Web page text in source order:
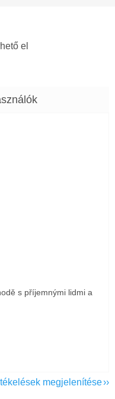
el
ből 5 csillag.
ből 5 csillag.
ből 5 csillag.
s příjemnými lidmi a
ből 5 csillag.
megjelenítése